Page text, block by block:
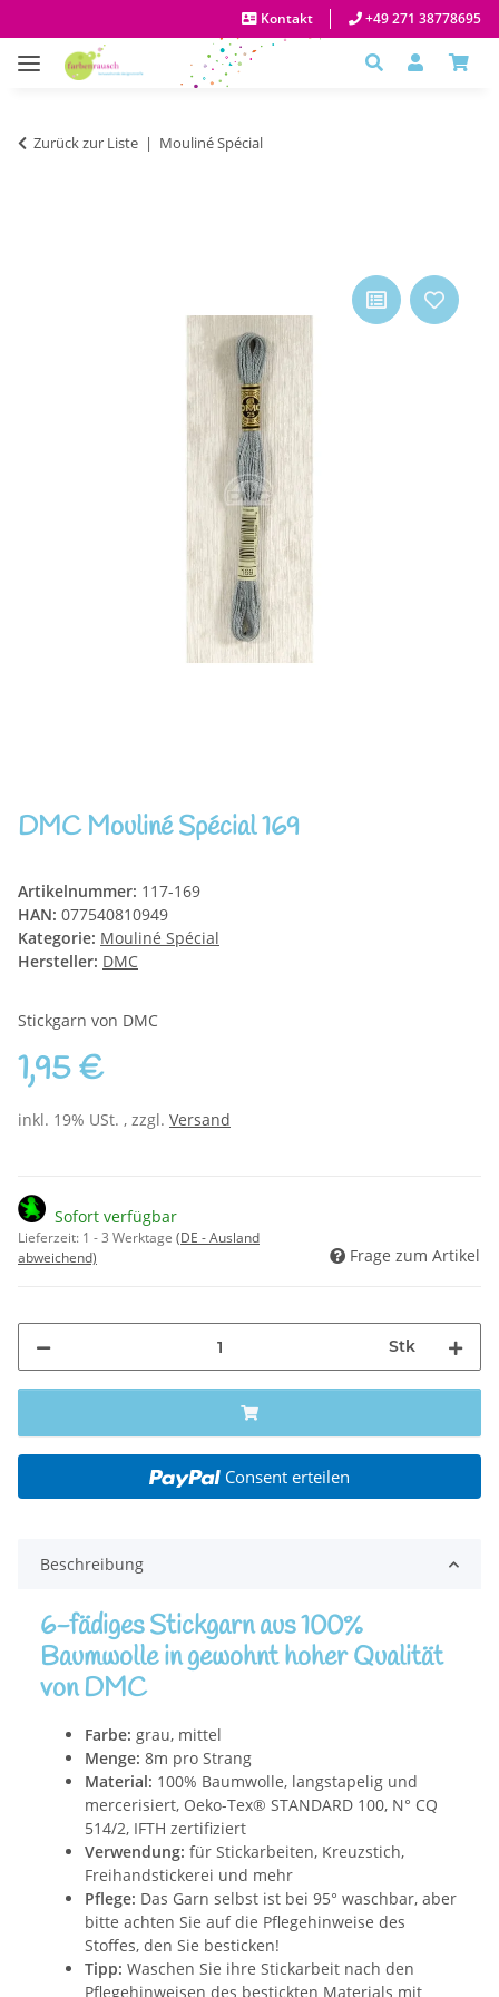
Kontakt +49 271 38778695
Zurück zur Liste Mouliné Spécial
DMC Mouliné Spécial 169
Artikelnummer: 117-169
HAN: 077540810949
Kategorie: Mouliné Spécial
Hersteller: DMC
Stickgarn von DMC
1,95 €
inkl. 19% USt. , zzgl. Versand
Sofort verfügbar
Lieferzeit: 1 - 3 Werktage (DE - Ausland
abweichend)
Frage zum Artikel
Stk
Consent erteilen
Beschreibung
6-fädiges Stickgarn aus 100%
Baumwolle in gewohnt hoher Qualität
von DMC
Farbe: grau, mittel
Menge: 8m pro Strang
Material: 100% Baumwolle, langstapelig und
mercerisiert, Oeko-Tex® STANDARD 100, N° CQ
514/2, IFTH zertifiziert
Verwendung: für Stickarbeiten, Kreuzstich,
Freihandstickerei und mehr
Pflege: Das Garn selbst ist bei 95° waschbar, aber
bitte achten Sie auf die Pflegehinweise des
Stoffes, den Sie besticken!
Tipp: Waschen Sie ihre Stickarbeit nach den
Pflegehinweisen des bestickten Materials mit